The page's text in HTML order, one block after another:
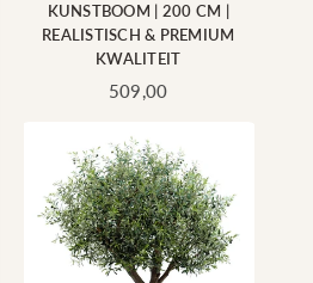
KUNSTBOOM | 200 CM |
REALISTISCH & PREMIUM
KWALITEIT
Standaard
509,00